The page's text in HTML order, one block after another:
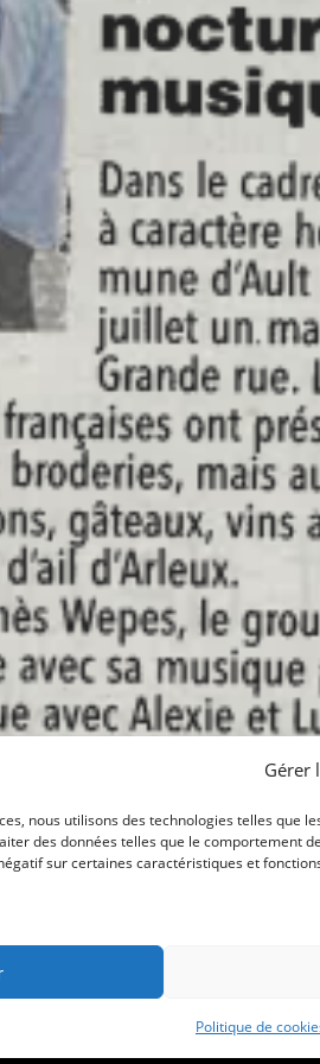
Gérer
nous utilisons des technologies telles que
des données telles que le comportement
sur certaines caractéristiques et
Politique de
mentions légales - loi RGPD